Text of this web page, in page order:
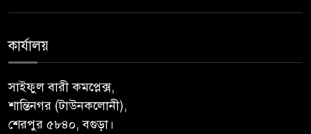
কার্যালয়
সাইফুল বারী কমপ্লেক্স,
শান্তিনগর (টাউনকলোনী),
শেরপুর ৫৮৪০, বগুড়া।